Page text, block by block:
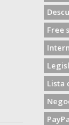
Free
Lista